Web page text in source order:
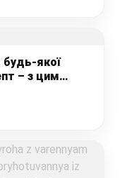
будь-якої
– з цим
цікаве